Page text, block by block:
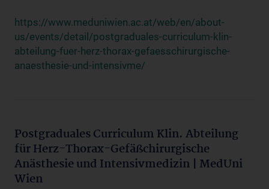
https://www.meduniwien.ac.at/web/en/about-
us/events/detail/postgraduales-curriculum-klin-
abteilung-fuer-herz-thorax-gefaesschirurgische-
anaesthesie-und-intensivme/
Postgraduales Curriculum Klin. Abteilung
für Herz-Thorax-Gefäßchirurgische
Anästhesie und Intensivmedizin | MedUni
Wien